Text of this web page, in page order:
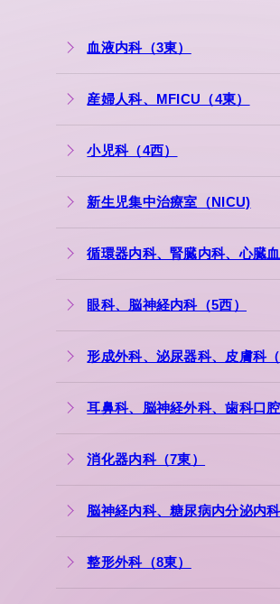
血液内科（3東）
産婦人科、MFICU（4東）
小児科（4西）
新生児集中治療室（NICU)
循環器内科、腎臓内科、心臓血
眼科、脳神経内科（5西）
形成外科、泌尿器科、皮膚科（
耳鼻科、脳神経外科、歯科口腔
消化器内科（7東）
脳神経内科、糖尿病内分泌内科
整形外科（8東）